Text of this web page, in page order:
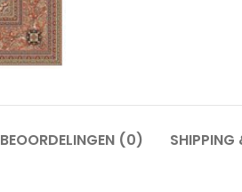
BEOORDELINGEN (0) SHIPPING